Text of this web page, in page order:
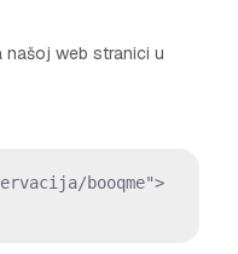
web stranici u
booqme">